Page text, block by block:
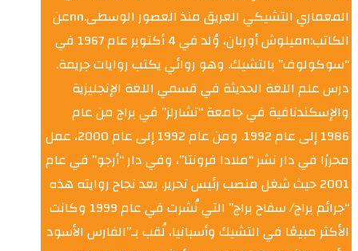
المعماري التشيكي العريق منذ العصور الوسطى.nnعن
الكاتب:nميلوش أوربان، وُلد في 4 أكتوبر عام 1967 في
“سوكولوف” بالتشيك. وهو روائي يكتب روايات جريمة.
درس علم اللغة الحديثة في قسمي اللغة الإنجليزية
والإسكندنافية في جامعة “تشارلز” في براج من عام
1986 إلى عام 1992. ومن عام 1992 إلى عام 2000، عمل
محررًا في دار نشر “ملادا فرونتا”، وفي دار “أرجو” في عام
2001 حيث شغل منصب رئيس تحرير. بعد نجاح روايته هذه
“جرائم براج/ سفاح براج” التي نُشرت في عام 1999 وكانت
الأكثر مبيعًا في التشيك وأسبانيا، لُقب بـ”الفارس الأسود